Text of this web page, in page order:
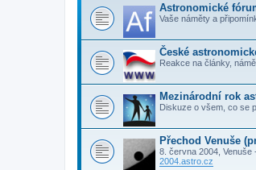
Astronomické
Vaše náměty a
České
Reakce na články,
Mezinárodní rok
Diskuze o všem, co se
Přechod Venuše
8. června 2004,
2004.astro.cz